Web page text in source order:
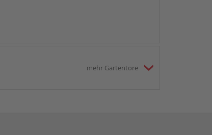
mehr Gartentore